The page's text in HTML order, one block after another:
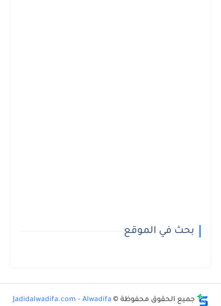
بحث في الموقع
جميع الحقوق محفوظة © Jadidalwadifa.com - Alwadifa